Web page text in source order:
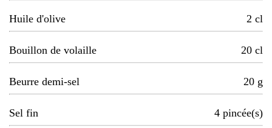
Huile d'olive 2 cl
Bouillon de volaille 20 cl
Beurre demi-sel 20 g
Sel fin 4 pincée(s)